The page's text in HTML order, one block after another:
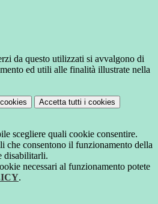
da questo utilizzati si avvalgono di
ed utili alle finalità illustrate nella
Accetta tutti i cookies
scegliere quali cookie consentire.
che consentono il funzionamento della
disabilitarli.
necessari al funzionamento potete
.